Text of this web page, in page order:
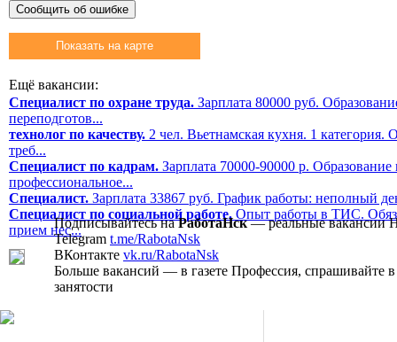
Сообщить об ошибке
Показать на карте
Ещё вакансии:
Специалист по охране труда. Зарплата 80000 руб.
переподготов...
технолог по качеству. 2 чел. Вьетнамская кухня. 1 категория.
треб...
Специалист по кадрам. Зарплата 70000-90000 р.
профессиональное...
Специалист. Зарплата 33867 руб. График работы: неполный
Специалист по социальной работе. Опыт работы в ТИС.
прием нес...Подписывайтесь наРаботаНск— реальные вакансии
Telegram t.me/RabotaNsk
ВКонтакте vk.ru/RabotaNsk
Больше вакансий — в газете Профессия, спрашивайте
занятости